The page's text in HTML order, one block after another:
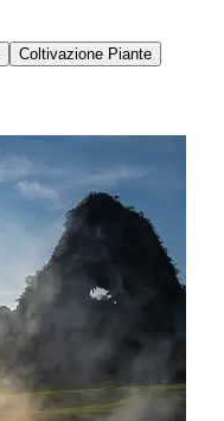
Coltivazione Piante